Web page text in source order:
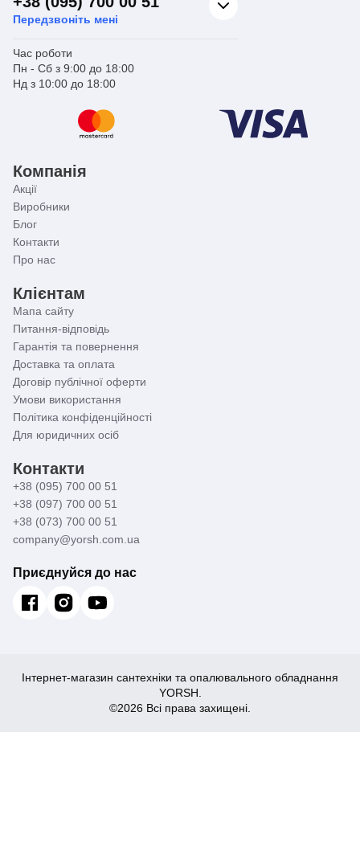
Передзвоніть мені
Час роботи
Пн - Сб з 9:00 до 18:00
Нд з 10:00 до 18:00
Компанія
Акції
Виробники
Блог
Контакти
Про нас
Клієнтам
Мапа сайту
Питання-відповідь
Гарантія та повернення
Доставка та оплата
Договір публічної оферти
Умови використання
Політика конфіденційності
Для юридичних осіб
Контакти
+38 (095) 700 00 51
+38 (097) 700 00 51
+38 (073) 700 00 51
company@yorsh.com.ua
Приєднуйся до нас
Інтернет-магазин сантехніки та опалювального обладнання
YORSH.
©2026 Всі права захищені.